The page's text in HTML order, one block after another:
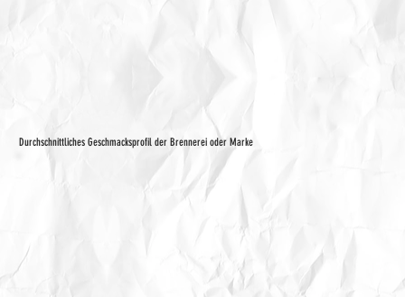
Durchschnittliches Geschmacksprofil der Brennerei oder Marke